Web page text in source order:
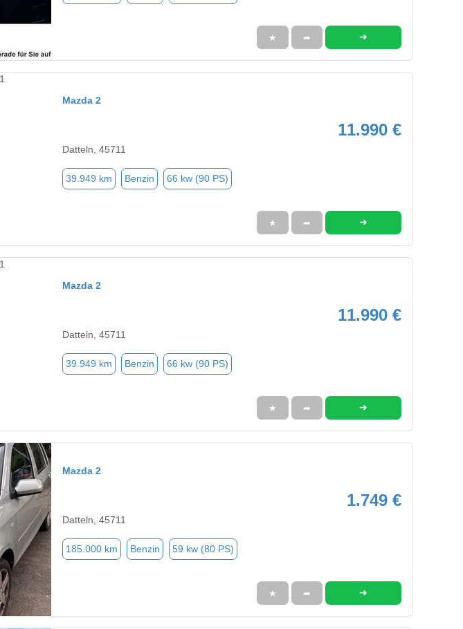
★ ➦ ➜
Mazda 2
11.990 €
Datteln, 45711
39.949 km Benzin 66 kw (90 PS)
★ ➦ ➜
Mazda 2
11.990 €
Datteln, 45711
39.949 km Benzin 66 kw (90 PS)
★ ➦ ➜
Mazda 2
1.749 €
Datteln, 45711
185.000 km Benzin 59 kw (80 PS)
★ ➦ ➜